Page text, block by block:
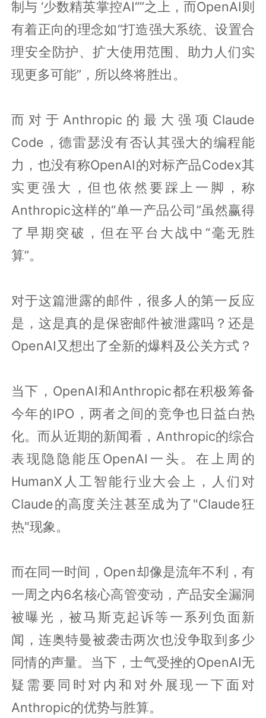
制与 ‘少数精英掌控AI‘’”之上，而OpenAI则
有着正向的理念如“打造强大系统、设置合
理安全防护、扩大使用范围、助力人们实
现更多可能”，所以终将胜出。
而对于Anthropic的最大强项Claude
Code，德雷瑟没有否认其强大的编程能
力，也没有称OpenAI的对标产品Codex其
实更强大，但也依然要踩上一脚，称
Anthropic这样的“单一产品公司”虽然赢得
了早期突破，但在平台大战中“毫无胜
算”。
对于这篇泄露的邮件，很多人的第一反应
是，这是真的是保密邮件被泄露吗？还是
OpenAI又想出了全新的爆料及公关方式？
当下，OpenAI和Anthropic都在积极筹备
今年的IPO，两者之间的竞争也日益白热
化。而从近期的新闻看，Anthropic的综合
表现隐隐能压OpenAI一头。在上周的
HumanX人工智能行业大会上，人们对
Claude的高度关注甚至成为了"Claude狂
热"现象。
而在同一时间，Open却像是流年不利，有
一周之内6名核心高管变动，产品安全漏洞
被曝光，被马斯克起诉等一系列负面新
闻，连奥特曼被袭击两次也没争取到多少
同情的声量。当下，士气受挫的OpenAI无
疑需要同时对内和对外展现一下面对
Anthropic的优势与胜算。